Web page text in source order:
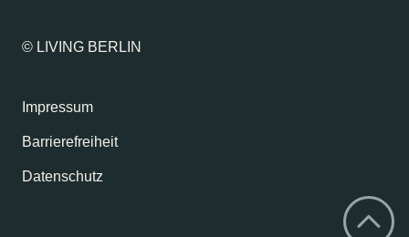
© LIVING BERLIN
Impressum
Barrierefreiheit
Datenschutz